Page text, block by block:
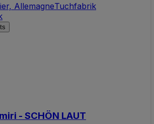
AllemagneTuchfabrik
- SCHÖN LAUT